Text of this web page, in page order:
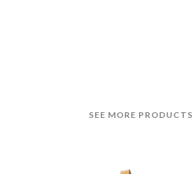
SEE MORE PRODUCTS